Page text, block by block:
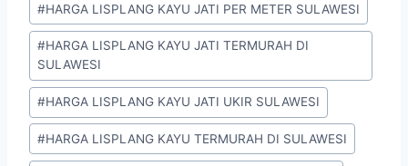
#HARGA LISPLANG KAYU JATI PER METER SULAWESI
#HARGA LISPLANG KAYU JATI TERMURAH DI
SULAWESI
#HARGA LISPLANG KAYU JATI UKIR SULAWESI
#HARGA LISPLANG KAYU TERMURAH DI SULAWESI